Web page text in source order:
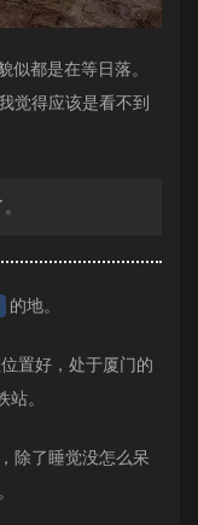
似都是在等日落。
觉得应该是看不到
的地。
置好，处于厦门的
站。
除了睡觉没怎么呆